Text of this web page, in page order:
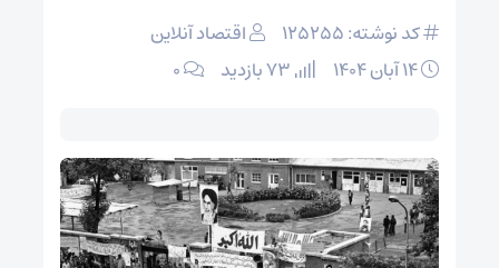
کد نوشته: 125255
اقتصاد آنلاین
۰